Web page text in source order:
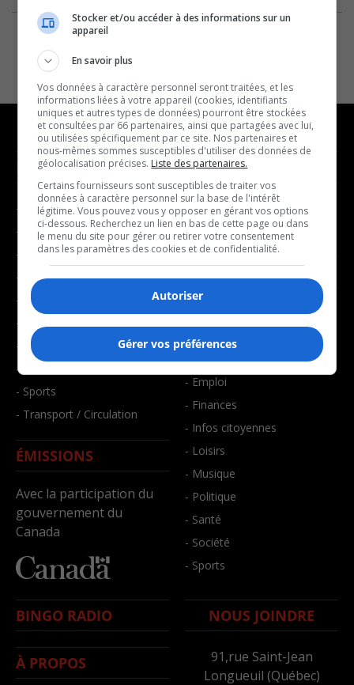
NOUVELLES
- Affaires municipales
- Communauté / Social
- Culture
- Économie
- Éducation
- Environnement
- Faits divers
- Santé et bien-être
- Sports
- Transport / Circulation
ÉMISSIONS
Avec la participation du
gouvernement du
Canada
MUSIQUE
- Décompte franco
- Joué récemment
BALADOS
- Affaires
- Art de vivre
- Bien-être
- Emploi
- Finances
- Infos citoyennes
- Loisirs
- Musique
- Politique
- Santé
- Société
- Sports
BINGO RADIO
À PROPOS
NOUS JOINDRE
91,rue Saint-Jean
Longueuil (Québec)
Stocker et/ou accéder à des informations sur un
appareil
En savoir plus
Vos données à caractère personnel seront traitées, et les
informations liées à votre appareil (cookies, identifiants
uniques et autres types de données) pourront être stockées
et consultées par 66 partenaires, ainsi que partagées avec lui,
ou utilisées spécifiquement par ce site. Nos partenaires et
nous-mêmes sommes susceptibles d'utiliser des données de
géolocalisation précises. Liste des partenaires.
Certains fournisseurs sont susceptibles de traiter vos
données à caractère personnel sur la base de l'intérêt
légitime. Vous pouvez vous y opposer en gérant vos options
ci-dessous. Recherchez un lien en bas de cette page ou dans
le menu du site pour gérer ou retirer votre consentement
dans les paramètres des cookies et de confidentialité.
Autoriser
Gérer vos préférences